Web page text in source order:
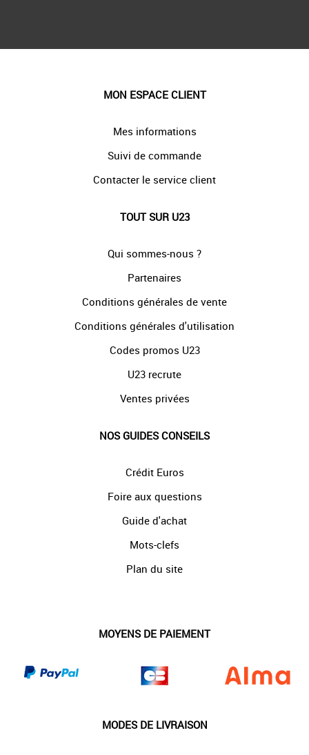
MON ESPACE CLIENT
Mes informations
Suivi de commande
Contacter le service client
TOUT SUR U23
Qui sommes-nous ?
Partenaires
Conditions générales de vente
Conditions générales d'utilisation
Codes promos U23
U23 recrute
Ventes privées
NOS GUIDES CONSEILS
Crédit Euros
Foire aux questions
Guide d'achat
Mots-clefs
Plan du site
MOYENS DE PAIEMENT
MODES DE LIVRAISON